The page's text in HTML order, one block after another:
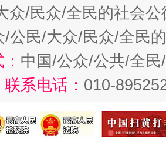
众/民众/全民的社会公
/公民/大众/民众/全民
中国/公众/公共/全
系电话： 010-